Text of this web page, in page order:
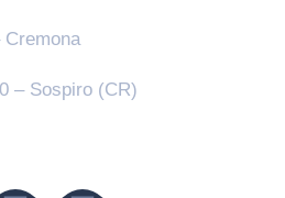
Cremona
– Sospiro (CR)